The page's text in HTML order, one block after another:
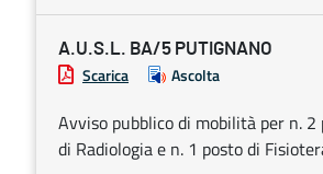
A.U.S.L. BA/5 PUTIGNANO
Scarica Ascolta
Avviso pubblico di mobilità per n. 2
di Radiologia e n. 1 posto di